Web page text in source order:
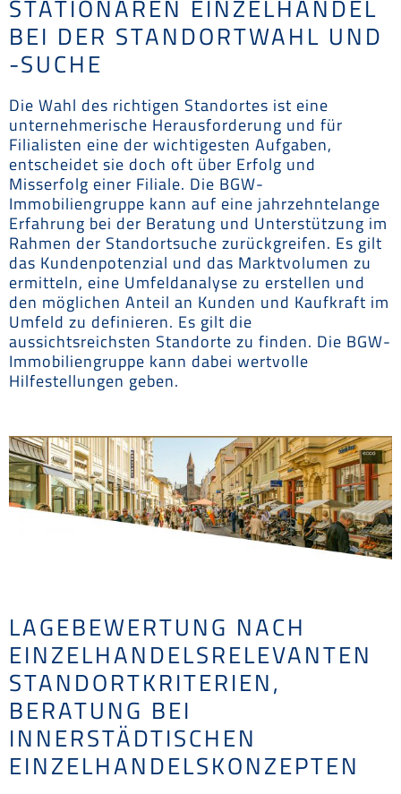
STATIONÄREN EINZELHANDEL
BEI DER STANDORTWAHL UND
-SUCHE
Die Wahl des richtigen Standortes ist eine
unternehmerische Herausforderung und für
Filialisten eine der wichtigesten Aufgaben,
entscheidet sie doch oft über Erfolg und
Misserfolg einer Filiale. Die BGW-
Immobiliengruppe kann auf eine jahrzehntelange
Erfahrung bei der Beratung und Unterstützung im
Rahmen der Standortsuche zurückgreifen. Es gilt
das Kundenpotenzial und das Marktvolumen zu
ermitteln, eine Umfeldanalyse zu erstellen und
den möglichen Anteil an Kunden und Kaufkraft im
Umfeld zu definieren. Es gilt die
aussichtsreichsten Standorte zu finden. Die BGW-
Immobiliengruppe kann dabei wertvolle
Hilfestellungen geben.
LAGEBEWERTUNG NACH
EINZELHANDELSRELEVANTEN
STANDORTKRITERIEN,
BERATUNG BEI
INNERSTÄDTISCHEN
EINZELHANDELSKONZEPTEN